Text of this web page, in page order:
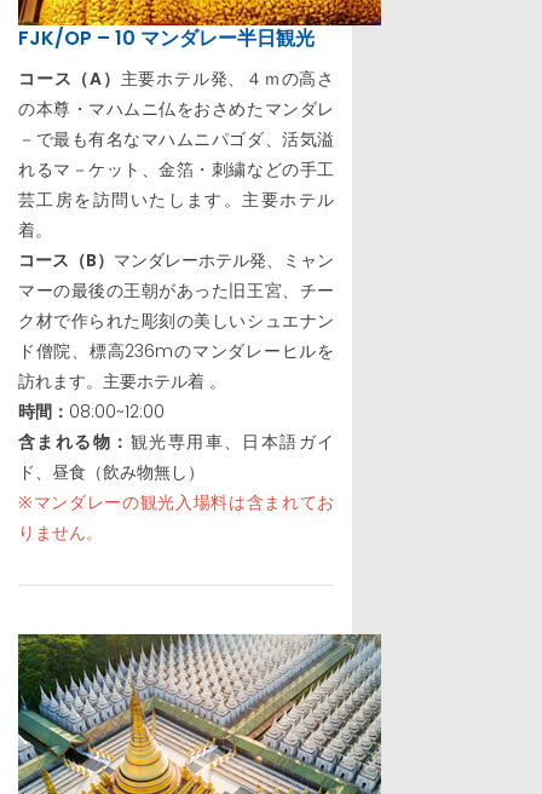
FJK/OP – 10 マンダレー半日観光
コース（A） 主要ホテル発、４ｍの高さ
の本尊・マハムニ仏をおさめたマンダレ
－で最も有名なマハムニパゴダ、活気溢
れるマ－ケット、金箔・刺繍などの手工
芸工房を訪問いたします。主要ホテル
着。
コース（B） マンダレーホテル発、ミャン
マーの最後の王朝があった旧王宮、チー
ク材で作られた彫刻の美しいシュエナン
ド僧院、標高236mのマンダレーヒルを
訪れます。主要ホテル着 。
時間： 08:00~12:00
含まれる物： 観光専用車、日本語ガイ
ド、昼食（飲み物無し）
※マンダレーの観光入場料は含まれてお
りません。